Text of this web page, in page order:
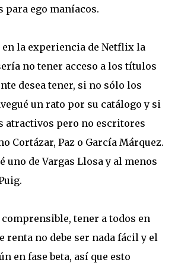
para ego maníacos.
en la experiencia de Netflix la
no tener acceso a los títulos
desea tener, si no sólo los
un rato por su catálogo y si
atractivos pero no escritores
Cortázar, Paz o García Márquez.
uno de Vargas Llosa y al menos
comprensible, tener a todos en
renta no debe ser nada fácil y el
en fase beta, así que esto